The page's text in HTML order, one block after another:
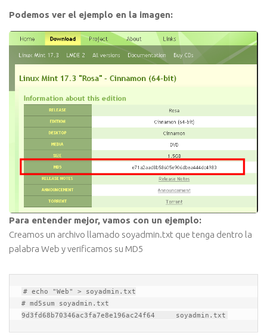
Podemos ver el ejemplo en la imagen:
Para entender mejor, vamos con un ejemplo:
Creamos un archivo llamado soyadmin.txt que tenga dentro la
palabra Web y verificamos su MD5
# echo "Web" > soyadmin.txt
# md5sum soyadmin.txt
9d3fd68b70346ac3fa7e8e196ac24f64     soyadmin.txt